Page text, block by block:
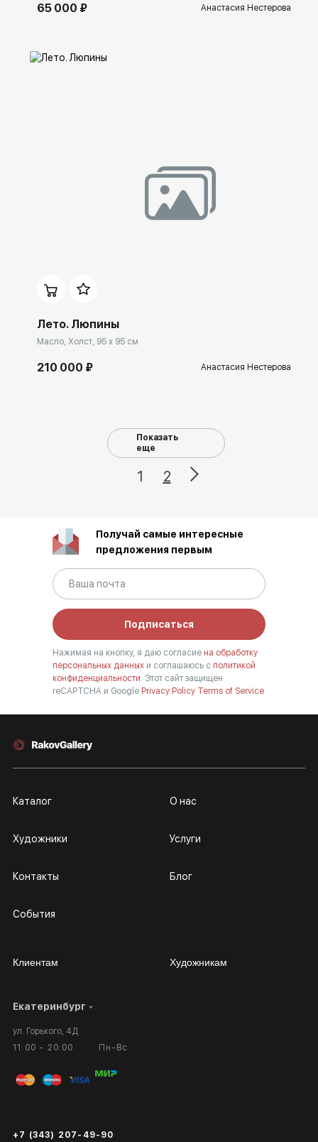
65 000 ₽ Анастасия Нестерова
Лето. Люпины
Масло, Холст, 95 x 95 см
210 000 ₽ Анастасия Нестерова
Показать
еще
1 2
Получай самые интересные
предложения первым
Подписаться
Нажимая на кнопку, я даю согласие на обработку
персональных данных и соглашаюсь с политикой
конфиденциальности. Этот сайт защищен
reCAPTCHA и Google Privacy Policy Terms of Service
Екатеринбург
ул. Горького, 4Д
11:00 - 20:00
Пн-Вс
+7 (343) 207-49-90
Каталог
Художники
Контакты
События
О нас
Услуги
Блог
Клиентам
Личный кабинет
Вопросы и ответы
Публичная оферта
Художникам
Сотрудничество
Выставка в галерее